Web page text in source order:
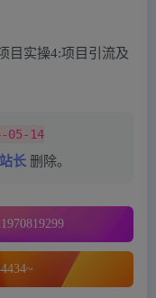
目实操4:项目引流及
05-14
站长 删除。